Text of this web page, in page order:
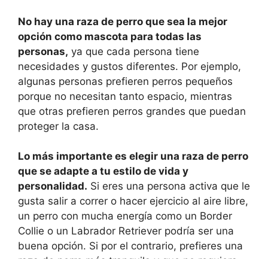
No hay una raza de perro que sea la mejor
opción como mascota para todas las
personas, ya que cada persona tiene
necesidades y gustos diferentes. Por ejemplo,
algunas personas prefieren perros pequeños
porque no necesitan tanto espacio, mientras
que otras prefieren perros grandes que puedan
proteger la casa.
Lo más importante es elegir una raza de perro
que se adapte a tu estilo de vida y
personalidad. Si eres una persona activa que le
gusta salir a correr o hacer ejercicio al aire libre,
un perro con mucha energía como un Border
Collie o un Labrador Retriever podría ser una
buena opción. Si por el contrario, prefieres una